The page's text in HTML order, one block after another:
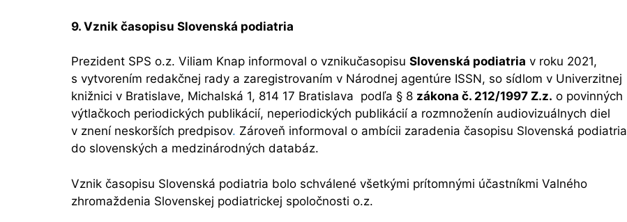
9. Vznik časopisu Slovenská podiatria
Prezident SPS o.z. Viliam Knap informoval o vznikučasopisu Slovenská podiatria v roku 2021,
s vytvorením redakčnej rady a zaregistrovaním v Národnej agentúre ISSN, so sídlom v Univerzitnej
knižnici v Bratislave, Michalská 1, 814 17 Bratislava podľa § 8 zákona č. 212/1997 Z.z. o povinných
výtlačkoch periodických publikácií, neperiodických publikácií a rozmnoženín audiovizuálnych diel
v znení neskorších predpisov. Zároveň informoval o ambícii zaradenia časopisu Slovenská podiatria
do slovenských a medzinárodných databáz.
Vznik časopisu Slovenská podiatria bolo schválené všetkými prítomnými účastníkmi Valného
zhromaždenia Slovenskej podiatrickej spoločnosti o.z.